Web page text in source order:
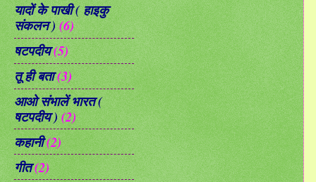
यादों के पाखी ( हाइकु
संकलन )(6)
षटपदीय(5)
तू ही बता(3)
आओ संभालें भारत (
षटपदीय )(2)
कहानी(2)
गीत(2)